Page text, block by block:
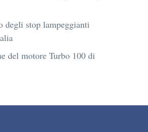
degli stop lampeggianti
del motore Turbo 100 di